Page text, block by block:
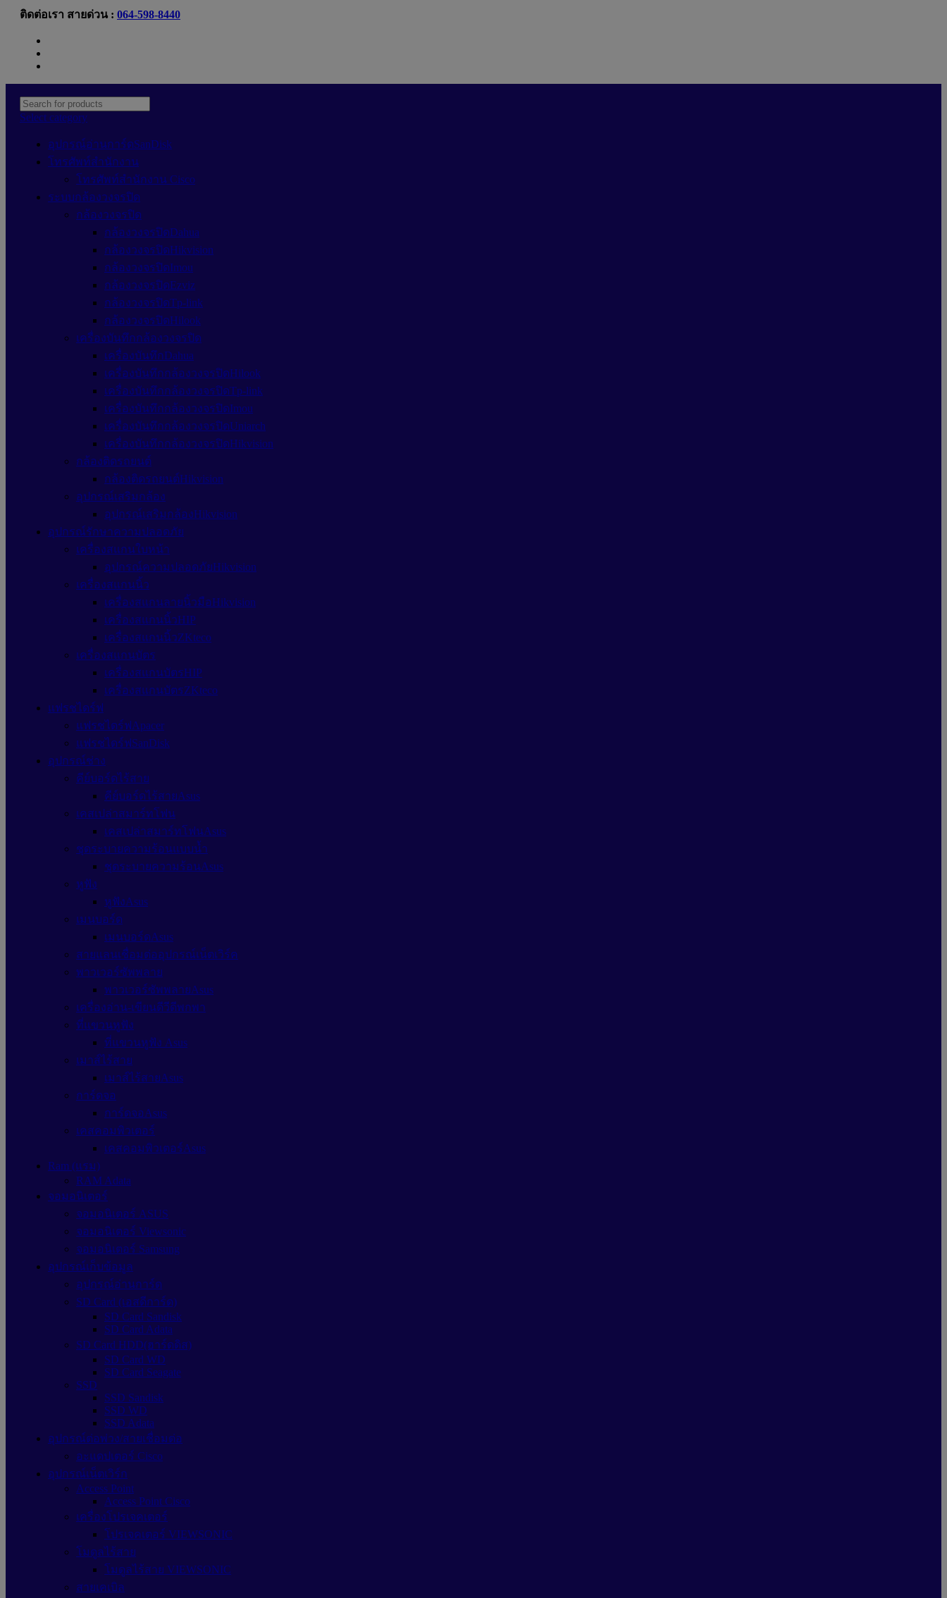
ติดต่อเรา สายด่วน : 064-598-8440
Select category
อุปกรณ์อ่านการ์ดSanDisk
โทรศัพท์สำนักงาน
โทรศัพท์สำนักงาน Cisco
ระบบกล้องวงจรปิด
กล้องวงจรปิด
กล้องวงจรปิดDahua
กล้องวงจรปิดHikvision
กล้องวงจรปิดImou
กล้องวงจรปิดEzviz
กล้องวงจรปิดTp-link
กล้องวงจรปิดHilook
เครื่องบันทึกกล้องวงจรปิด
เครื่องบันทึกDahua
เครื่องบันทึกกล้องวงจรปิดHilook
เครื่องบันทึกกล้องวงจรปิดTp-link
เครื่องบันทึกกล้องวงจรปิดImou
เครื่องบันทึกกล้องวงจรปิดUniarch
เครื่องบันทึกกล้องวงจรปิดHikvision
กล้องติดรถยนต์
กล้องติดรถยนต์Hikvision
อุปกรณ์เสริมกล้อง
อุปกรณ์เสริมกล้องHikvision
อุปกรณ์รักษาความปลอดภัย
เครื่องสแกนใบหน้า
อุปกรณ์ความปลอดภัยHikvision
เครื่องสแกนนิ้ว
เครื่องสแกนลายนิ้วมือHikvision
เครื่องสแกนนิ้วHIP
เครื่องสแกนนิ้วZKteco
เครื่องสแกนบัตร
เครื่องสแกนบัตรHIP
เครื่องสแกนบัตรZKteco
แฟรชไดร์ฟ
แฟรชไดร์ฟApacer
แฟรชไดร์ฟSanDisk
อุปกรณ์ช่าง
คีย์บอร์ดไร้สาย
คีย์บอร์ดไร้สายAsus
เคสเปล่าสมาร์ทโฟน
เคสเปล่าสมาร์ทโฟนAsus
ชุดระบายความร้อนแบบน้ำ
ชุดระบายความร้อนAsus
หูฟัง
หูฟังAsus
เมนบอร์ด
เมนบอร์ดAsus
สายแลนเชื่อมต่ออุปกรณ์เน็ตเวิร์ค
พาวเวอร์ซัพพลาย
พาวเวอร์ซัพพลายAsus
เครื่องอ่าน-เขียนดีวีดีพกพา
ที่แขวนหูฟัง
ที่แขวนหูฟัง Asus
เมาส์ไร้สาย
เมาส์ไร้สายAsus
การ์ดจอ
การ์ดจอAsus
เคสคอมพิวเตอร์
เคสคอมพิวเตอร์Asus
Ram (แรม)
RAM Adata
จอมอนิเตอร์
จอมอนิเตอร์ ASUS
จอมอนิเตอร์ Viewsonic
จอมอนิเตอร์ Samsung
อุปกรณ์เก็บข้อมูล
อุปกรณ์อ่านการ์ด
SD Card (เอสดีการ์ด)
SD Card Sandisk
SD Card Adata
SD Card HDD(ฮาร์ดดิส)
SD Card WD
SD Card Seagate
SSD
SSD Sandisk
SSD WD
SSD Adata
อุปกรณ์ต่อพ่วง/สายเชื่อมต่อ
อะแดปเตอร์ Cisco
อุปกรณ์เน็ตเวิร์ก
Access Point
Access Point Cisco
เครื่องโปรเจคเตอร์
โปรเจคเตอร์ VIEWSONIC
โมดูลไร้สาย
โมดูลไร้สาย VIEWSONIC
สายเคเบิล